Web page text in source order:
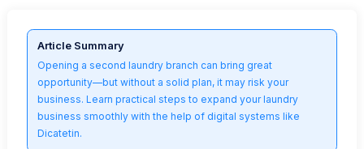
Article Summary
Opening a second laundry branch can bring great
opportunity—but without a solid plan, it may risk your
business. Learn practical steps to expand your laundry
business smoothly with the help of digital systems like
Dicatetin.